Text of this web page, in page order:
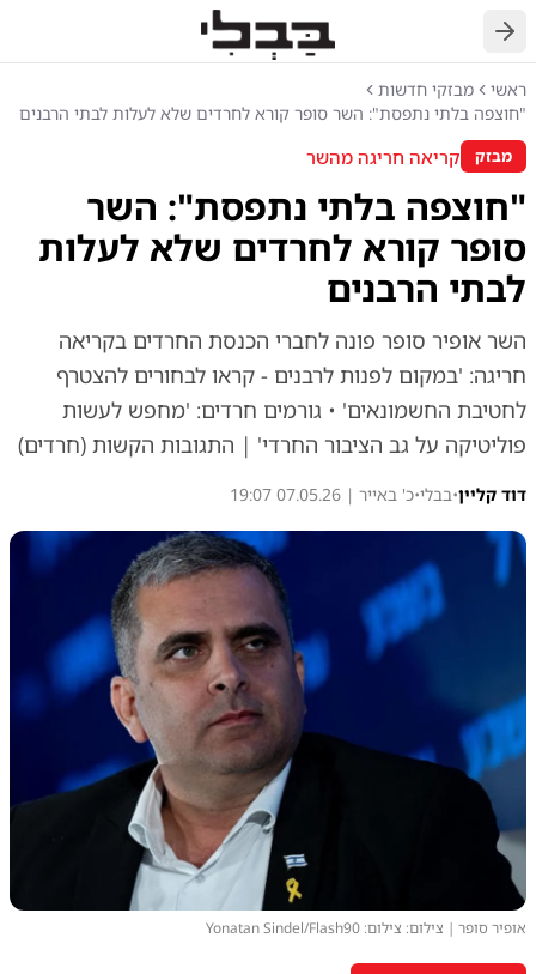
חזרה
ראשי
מבזקי חדשות
"חוצפה בלתי נתפסת": השר סופר קורא לחרדים שלא לעלות לבתי הרבנים
מבזק קריאה חריגה מהשר
"חוצפה בלתי נתפסת": השר
סופר קורא לחרדים שלא לעלות
לבתי הרבנים
השר אופיר סופר פונה לחברי הכנסת החרדים בקריאה
חריגה: 'במקום לפנות לרבנים - קראו לבחורים להצטרף
לחטיבת החשמונאים' • גורמים חרדים: 'מחפש לעשות
פוליטיקה על גב הציבור החרדי' | התגובות הקשות (חרדים)
דוד קליין•בבלי•כ' באייר | 07.05.26 19:07
אופיר סופר | צילום: צילום: Yonatan Sindel/Flash90